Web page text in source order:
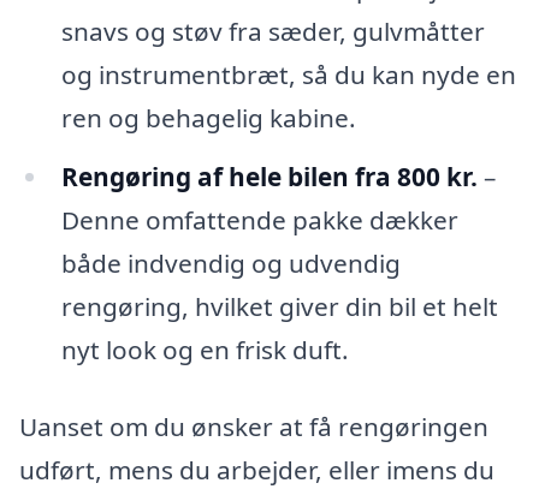
snavs og støv fra sæder, gulvmåtter
og instrumentbræt, så du kan nyde en
ren og behagelig kabine.
Rengøring af hele bilen fra 800 kr. –
Denne omfattende pakke dækker
både indvendig og udvendig
rengøring, hvilket giver din bil et helt
nyt look og en frisk duft.
Uanset om du ønsker at få rengøringen
udført, mens du arbejder, eller imens du